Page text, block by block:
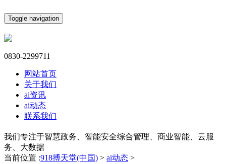
Toggle navigation
0830-2299711
网站首页
关于我们
ai资讯
ai动态
联系我们
我们专注于智慧政务、智能安全综合管理、商业智能、云服
务、大数据
当前位置 :918搏天堂(中国) > ai动态 >